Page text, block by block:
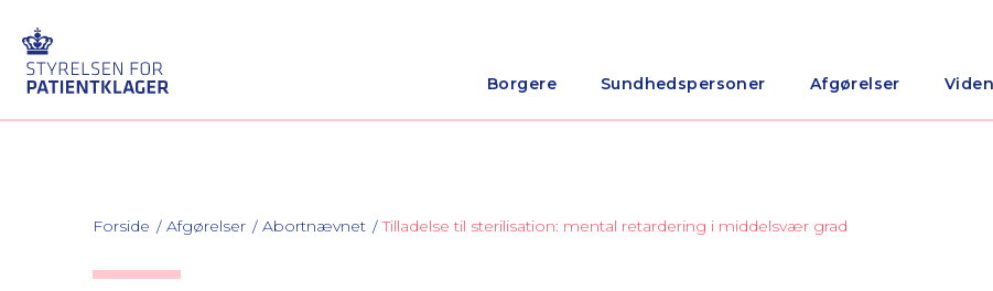
Borgere Sundhedspersoner Afgørelser Viden
Forside Afgørelser Abortnævnet Tilladelse til sterilisation: mental retardering i middelsvær grad